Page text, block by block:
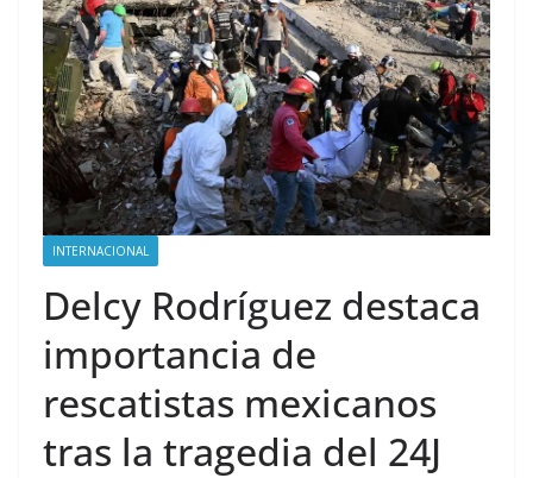
INTERNACIONAL
Delcy Rodríguez destaca
importancia de
rescatistas mexicanos
tras la tragedia del 24J